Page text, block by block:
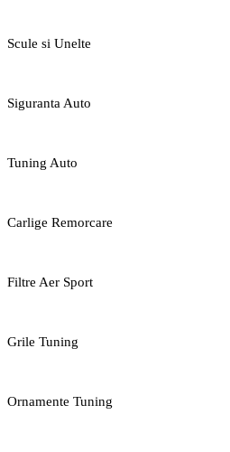
Scule si Unelte
Siguranta Auto
Tuning Auto
Carlige Remorcare
Filtre Aer Sport
Grile Tuning
Ornamente Tuning